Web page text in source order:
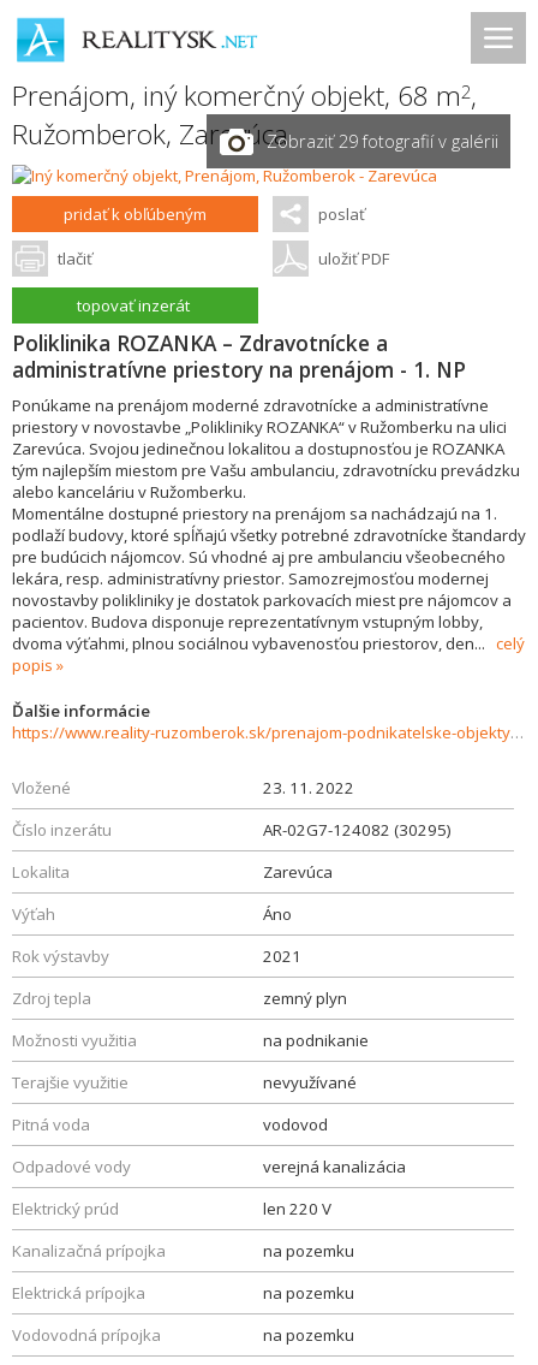
Prenájom, iný komerčný objekt, 68 m2,
Ružomberok, ZarevúcaZobraziť 29 fotografií v galérii
pridať k obľúbeným poslať
tlačiť uložiť PDF
topovať inzerát
Poliklinika ROZANKA – Zdravotnícke a
administratívne priestory na prenájom - 1. NP
Ponúkame na prenájom moderné zdravotnícke a administratívne
priestory v novostavbe „Polikliniky ROZANKA“ v Ružomberku na ulici
Zarevúca. Svojou jedinečnou lokalitou a dostupnosťou je ROZANKA
tým najlepším miestom pre Vašu ambulanciu, zdravotnícku prevádzku
alebo kanceláriu v Ružomberku.
Momentálne dostupné priestory na prenájom sa nachádzajú na 1.
podlaží budovy, ktoré spĺňajú všetky potrebné zdravotnícke štandardy
pre budúcich nájomcov. Sú vhodné aj pre ambulanciu všeobecného
lekára, resp. administratívny priestor. Samozrejmosťou modernej
novostavby polikliniky je dostatok parkovacích miest pre nájomcov a
pacientov. Budova disponuje reprezentatívnym vstupným lobby,
dvoma výťahmi, plnou sociálnou vybavenosťou priestorov, den... celý
popis
Ďalšie informácie
https://www.reality-ruzomberok.sk/prenajom-podnikatelske-objekty-novostavby/Poliklinika-ROZANKA---Zdravotnicke-a-administrativne-priestory-na-prenajom--1.-NP-30295/?utm_source=areality&utm_medium=xml&utm_term=30295&utm_content=pozemok&utm_campaign=portaly
Vložené
23. 11. 2022
Číslo inzerátu
AR-02G7-124082 (30295)
Lokalita
Zarevúca
Výťah
Áno
Rok výstavby
2021
Zdroj tepla
zemný plyn
Možnosti využitia
na podnikanie
Terajšie využitie
nevyužívané
Pitná voda
vodovod
Odpadové vody
verejná kanalizácia
Elektrický prúd
len 220 V
Kanalizačná prípojka
na pozemku
Elektrická prípojka
na pozemku
Vodovodná prípojka
na pozemku